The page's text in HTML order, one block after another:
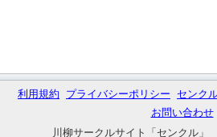
利用規約 プライバシーポリシー センク
お問い合わせ
川柳サークルサイト「センクル